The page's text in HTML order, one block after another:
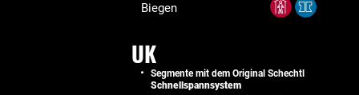
Biegen
UK
Segmente mit dem Original Schechtl
Schnellspannsystem